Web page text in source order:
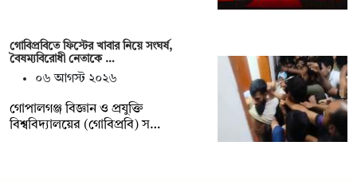
গোবিপ্রবিতে ফিস্টের খাবার নিয়ে সংঘর্ষ,
বৈষম্যবিরোধী নেতাকে …
০৬ আগস্ট ২০২৬
গোপালগঞ্জ বিজ্ঞান ও প্রযুক্তি
বিশ্ববিদ্যালয়ের (গোবিপ্রবি) স…